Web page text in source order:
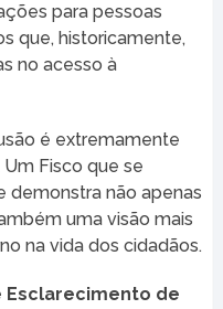
para pessoas
que, historicamente,
no acesso à
é extremamente
Fisco que se
demonstra não apenas
uma visão mais
na vida dos cidadãos.
Esclarecimento de